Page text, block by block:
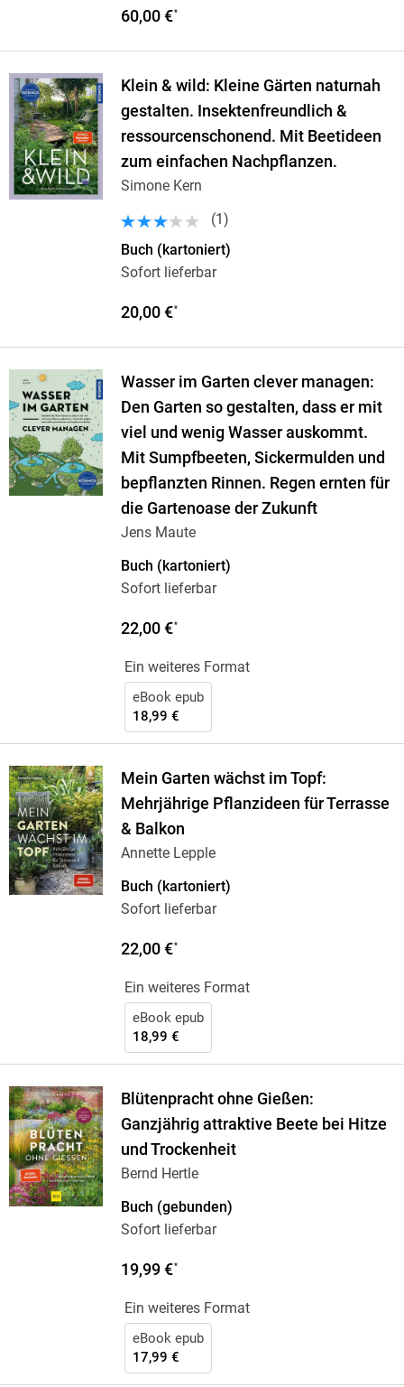
60,00 €*
Klein & wild: Kleine Gärten naturnah
gestalten. Insektenfreundlich &
ressourcenschonend. Mit Beetideen
zum einfachen Nachpflanzen.
Simone Kern
(1 )
Buch (kartoniert)
Sofort lieferbar
20,00 €*
Wasser im Garten clever managen:
Den Garten so gestalten, dass er mit
viel und wenig Wasser auskommt.
Mit Sumpfbeeten, Sickermulden und
bepflanzten Rinnen. Regen ernten für
die Gartenoase der Zukunft
Jens Maute
Buch (kartoniert)
Sofort lieferbar
22,00 €*
Ein weiteres Format
eBook epub
18,99 €
Mein Garten wächst im Topf:
Mehrjährige Pflanzideen für Terrasse
& Balkon
Annette Lepple
Buch (kartoniert)
Sofort lieferbar
22,00 €*
Ein weiteres Format
eBook epub
18,99 €
Blütenpracht ohne Gießen:
Ganzjährig attraktive Beete bei Hitze
und Trockenheit
Bernd Hertle
Buch (gebunden)
Sofort lieferbar
19,99 €*
Ein weiteres Format
eBook epub
17,99 €